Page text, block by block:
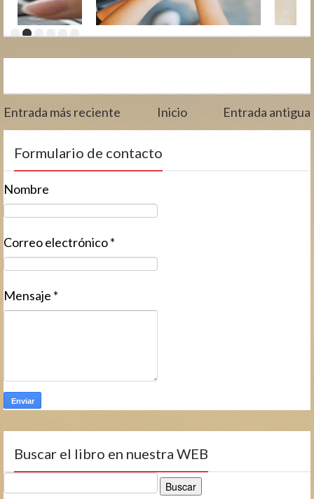
Entrada más reciente Inicio Entrada antigua
Formulario de contacto
Nombre
Correo electrónico*
Mensaje *
Buscar el libro en nuestra WEB